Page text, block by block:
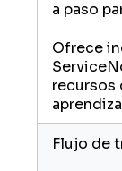
a paso
Ofrece
recursos
Flujo de